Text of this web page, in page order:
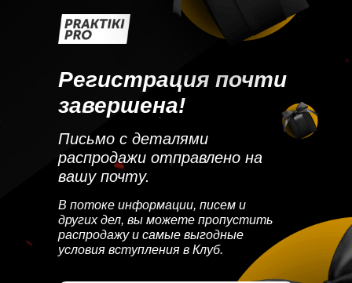
Регистрация почти
завершена!
Письмо с деталями
распродажи отправлено на
вашу почту.
В потоке информации, писем и
других дел, вы можете пропустить
распродажу и самые выгодные
условия вступления в Клуб.